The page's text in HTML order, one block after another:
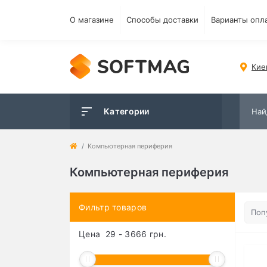
О магазине Способы доставки Варианты
Категории
Компьютерная периферия
Компьютерная периферия
Фильтр товаров
Цена 29 - 3666 грн.